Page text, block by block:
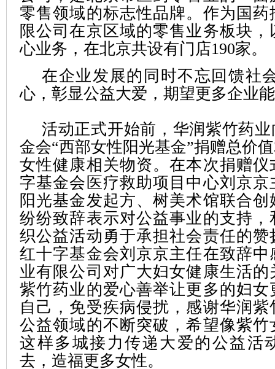
零售领域的标志性品牌。作为国
限公司在京区域的零售业务板块
心业务，在北京共设有门店190家。
在企业发展的同时不忘回馈社
心，彰显公益大爱，期望更多企业
活动正式开始前，华润紫竹药
金会“西部女性阳光基金”捐赠总价
女性健康相关物资。在本次捐赠仪
字基金会医疗救助项目中心刘京京
阳光基金发起方、树美术馆联合
纷纷致辞表示对公益事业的支持，
织公益活动勇于承担社会责任的赞
红十字基金会刘京京主任在致辞中
业有限公司对广大妇女健康生活
紫竹药业的爱心善举让更多的妇女
自己，免受疾病侵扰，感谢华润
公益领域的不断突破，希望像紫竹
这样多城接力传递大爱的公益活
去，造福更多女性。